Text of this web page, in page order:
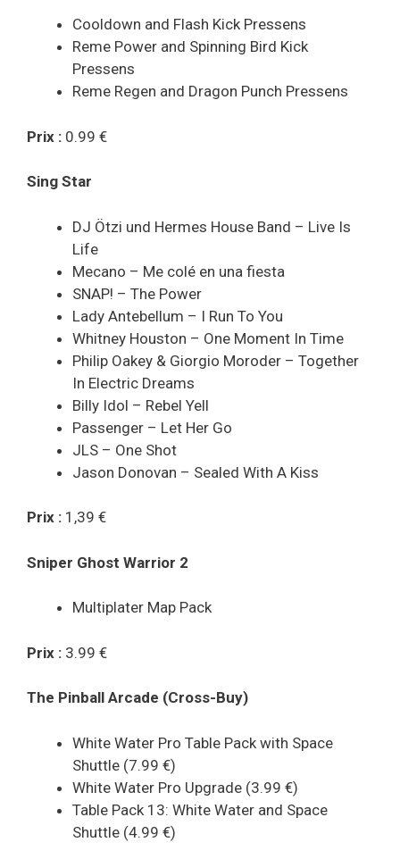
Cooldown and Flash Kick Pressens
Reme Power and Spinning Bird Kick
Pressens
Reme Regen and Dragon Punch Pressens
Prix : 0.99 €
Sing Star
DJ Ötzi und Hermes House Band – Live Is
Life
Mecano – Me colé en una fiesta
SNAP! – The Power
Lady Antebellum – I Run To You
Whitney Houston – One Moment In Time
Philip Oakey & Giorgio Moroder – Together
In Electric Dreams
Billy Idol – Rebel Yell
Passenger – Let Her Go
JLS – One Shot
Jason Donovan – Sealed With A Kiss
Prix : 1,39 €
Sniper Ghost Warrior 2
Multiplater Map Pack
Prix : 3.99 €
The Pinball Arcade (Cross-Buy)
White Water Pro Table Pack with Space
Shuttle (7.99 €)
White Water Pro Upgrade (3.99 €)
Table Pack 13: White Water and Space
Shuttle (4.99 €)